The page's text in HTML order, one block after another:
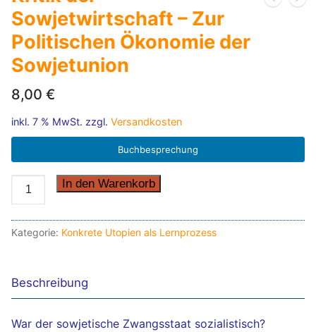
Sowjetwirtschaft – Zur
Politischen Ökonomie der
Sowjetunion
8,00 €
inkl. 7 % MwSt. zzgl. Versandkosten
Buchbesprechung
Kritik
der
Sowjetwirtschaft
-
Ökonomie
Sowjetunion
In den Warenkorb
Kategorie: Konkrete Utopien als Lernprozess
Beschreibung
War der sowjetische Zwangsstaat sozialistisch?